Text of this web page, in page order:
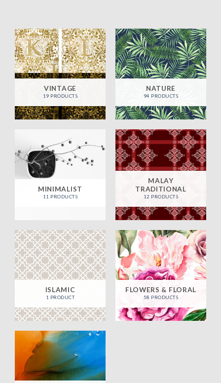
VINTAGE
19 PRODUCTS
NATURE
94 PRODUCTS
MINIMALIST
11 PRODUCTS
MALAY
TRADITIONAL
12 PRODUCTS
ISLAMIC
1 PRODUCT
FLOWERS & FLORAL
58 PRODUCTS